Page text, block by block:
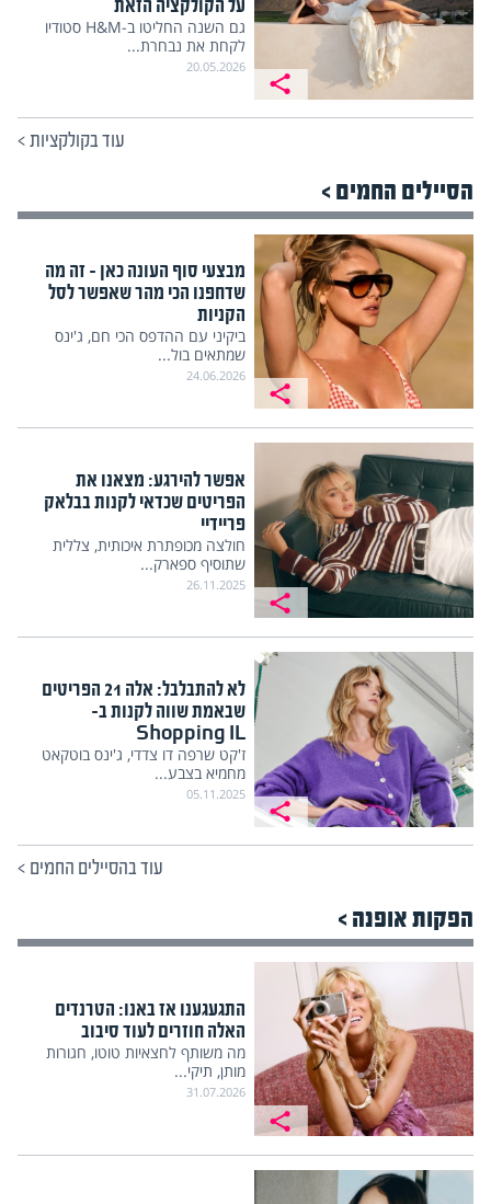
על הקולקציה הזאת
גם השנה החליטו ב-H&M סטודיו
לקחת את נבחרת...
20.05.2026
עוד בקולקציות>
הסיילים החמים >
מבצעי סוף העונה כאן – זה מה
שדחפנו הכי מהר שאפשר לסל
הקניות
ביקיני עם ההדפס הכי חם, ג'ינס
שמתאים בול...
24.06.2026
אפשר להירגע: מצאנו את
הפריטים שכדאי לקנות בבלאק
פריידיי
חולצה מכופתרת איכותית, צללית
שתוסיף ספארק...
26.11.2025
לא להתבלבל: אלה 21 הפריטים
שבאמת שווה לקנות ב-
Shopping IL
ז'קט שרפה דו צדדי, ג'ינס בוטקאט
מחמיא בצבע...
05.11.2025
עוד בהסיילים החמים >
הפקות אופנה >
התגעגענו אז באנו: הטרנדים
האלה חוזרים לעוד סיבוב
מה משותף לחצאיות טוטו, חגורות
מותן, תיקי...
31.07.2026